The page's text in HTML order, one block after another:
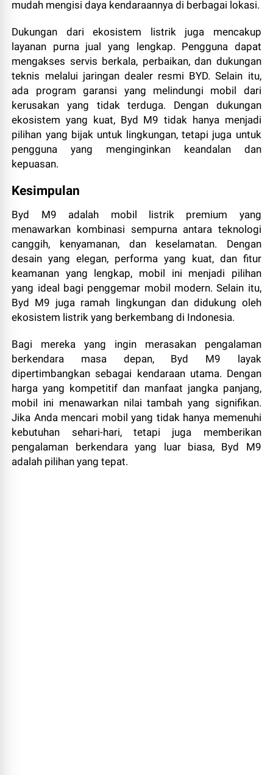
mudah mengisi daya kendaraannya di berbagai lokasi.
Dukungan dari ekosistem listrik juga mencakup
layanan purna jual yang lengkap. Pengguna dapat
mengakses servis berkala, perbaikan, dan dukungan
teknis melalui jaringan dealer resmi BYD. Selain itu,
ada program garansi yang melindungi mobil dari
kerusakan yang tidak terduga. Dengan dukungan
ekosistem yang kuat, Byd M9 tidak hanya menjadi
pilihan yang bijak untuk lingkungan, tetapi juga untuk
pengguna yang menginginkan keandalan dan
kepuasan.
Kesimpulan
Byd M9 adalah mobil listrik premium yang
menawarkan kombinasi sempurna antara teknologi
canggih, kenyamanan, dan keselamatan. Dengan
desain yang elegan, performa yang kuat, dan fitur
keamanan yang lengkap, mobil ini menjadi pilihan
yang ideal bagi penggemar mobil modern. Selain itu,
Byd M9 juga ramah lingkungan dan didukung oleh
ekosistem listrik yang berkembang di Indonesia.
Bagi mereka yang ingin merasakan pengalaman
berkendara masa depan, Byd M9 layak
dipertimbangkan sebagai kendaraan utama. Dengan
harga yang kompetitif dan manfaat jangka panjang,
mobil ini menawarkan nilai tambah yang signifikan.
Jika Anda mencari mobil yang tidak hanya memenuhi
kebutuhan sehari-hari, tetapi juga memberikan
pengalaman berkendara yang luar biasa, Byd M9
adalah pilihan yang tepat.